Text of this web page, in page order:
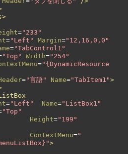
="233"
="Left" Margin="12,16,0,0"
="TabControl1"
"Top" Width="254"
="{DynamicResource
="言語" Name="TabItem1">
="Left" Name="ListBox1"
"Top"
Height="199"
ContextMenu="
>